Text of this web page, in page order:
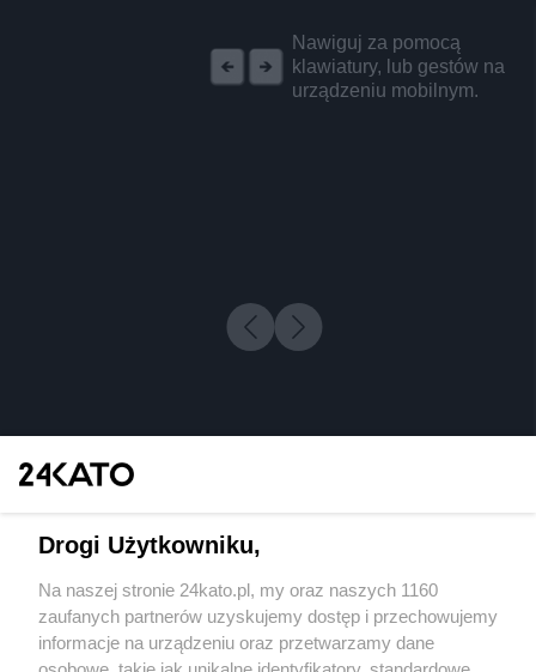
Nawiguj za pomocą
klawiatury, lub gestów na
urządzeniu mobilnym.
Wydawca mediów lokalnych
Drogi Użytkowniku,
Na naszej stronie 24kato.pl, my oraz naszych 1160
zaufanych partnerów uzyskujemy dostęp i przechowujemy
informacje na urządzeniu oraz przetwarzamy dane